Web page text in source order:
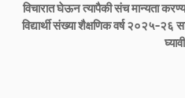
विचारात घेऊन त्यापैकी संच मान्यता
विद्यार्थी संख्या शैक्षणिक वर्ष २०२५-२६